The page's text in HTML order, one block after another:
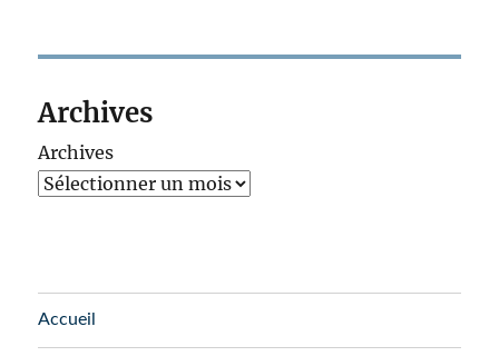
Archives
Archives
Accueil